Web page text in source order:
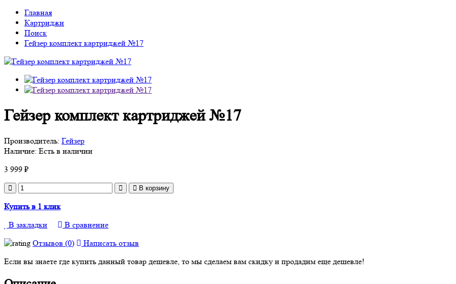
Главная
Картриджи
Поиск
Гейзер комплект картриджей №17
Гейзер комплект картриджей №17
Производитель: Гейзер
Наличие: Есть в наличии
3 999 ₽
В корзину
Купить в 1 клик
В закладки
В сравнение
Отзывов (0)
Написать отзыв
Если вы знаете где купить данный товар дешевле, то мы сделаем вам скидку и продадим еще дешевле!